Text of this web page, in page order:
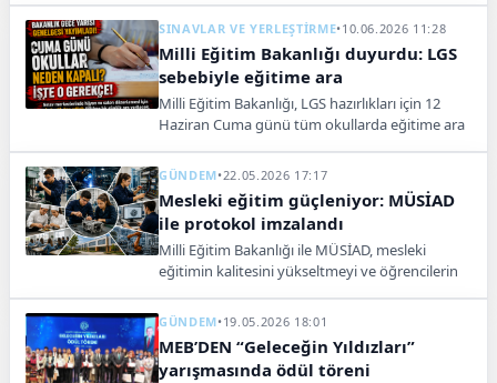
SINAVLAR VE YERLEŞTİRME•10.06.2026 11:28
Milli Eğitim Bakanlığı duyurdu: LGS
sebebiyle eğitime ara
Milli Eğitim Bakanlığı, LGS hazırlıkları için 12
Haziran Cuma günü tüm okullarda eğitime ara
hazırlanacak.
GÜNDEM•22.05.2026 17:17
Mesleki eğitim güçleniyor: MÜSİAD
ile protokol imzalandı
Milli Eğitim Bakanlığı ile MÜSİAD, mesleki
eğitimin kalitesini yükseltmeyi ve öğrencilerin
protokole imza attı.
GÜNDEM•19.05.2026 18:01
MEB’DEN “Geleceğin Yıldızları”
yarışmasında ödül töreni